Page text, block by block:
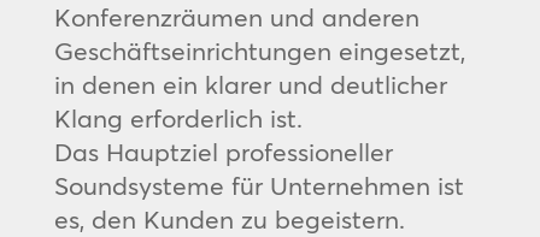
Konferenzräumen und anderen
Geschäftseinrichtungen eingesetzt,
in denen ein klarer und deutlicher
Klang erforderlich ist.
Das Hauptziel professioneller
Soundsysteme für Unternehmen ist
es, den Kunden zu begeistern.